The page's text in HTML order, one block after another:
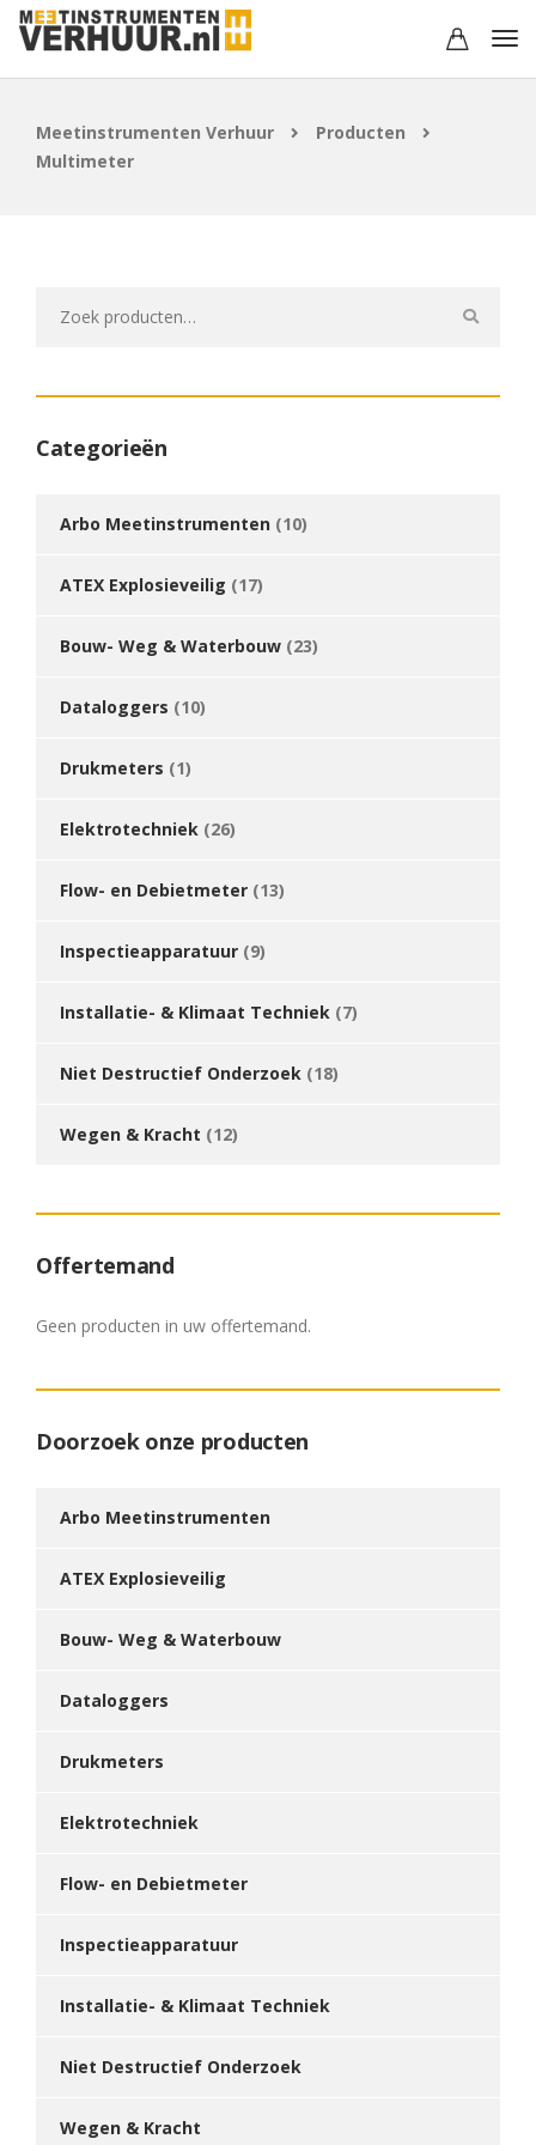
Meetinstrumenten Verhuur
Producten
Multimeter
naar:
Categorieën
Arbo Meetinstrumenten (10)
ATEX Explosieveilig (17)
Bouw- Weg & Waterbouw (23)
Dataloggers (10)
Drukmeters (1)
Elektrotechniek (26)
Flow- en Debietmeter (13)
Inspectieapparatuur (9)
Installatie- & Klimaat Techniek (7)
Niet Destructief Onderzoek (18)
Wegen & Kracht (12)
Offertemand
Geen producten in uw offertemand.
Doorzoek onze producten
Arbo Meetinstrumenten
ATEX Explosieveilig
Bouw- Weg & Waterbouw
Dataloggers
Drukmeters
Elektrotechniek
Flow- en Debietmeter
Inspectieapparatuur
Installatie- & Klimaat Techniek
Niet Destructief Onderzoek
Wegen & Kracht